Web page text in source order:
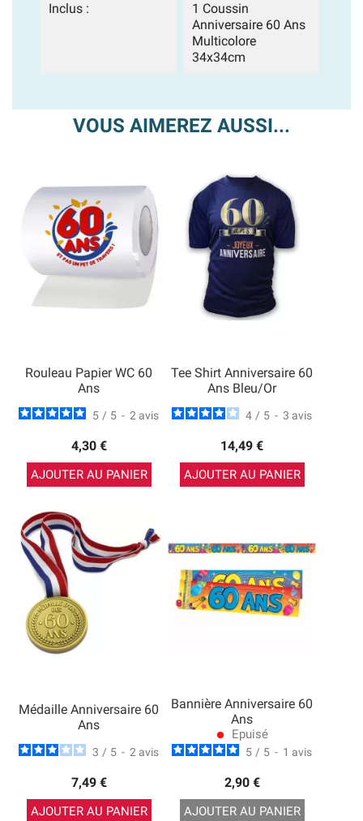
Inclus :
1 Coussin
Anniversaire 60 Ans
Multicolore
34x34cm
VOUS AIMEREZ AUSSI...
Rouleau Papier WC 60
Ans
5 / 5 - 2 avis
4,30 €
AJOUTER AU PANIER
Tee Shirt Anniversaire 60
Ans Bleu/Or
4 / 5 - 3 avis
14,49 €
AJOUTER AU PANIER
Médaille Anniversaire 60
Ans
3 / 5 - 2 avis
7,49 €
AJOUTER AU PANIER
Bannière Anniversaire 60
Ans
lens Epuisé
5 / 5 - 1 avis
2,90 €
AJOUTER AU PANIER